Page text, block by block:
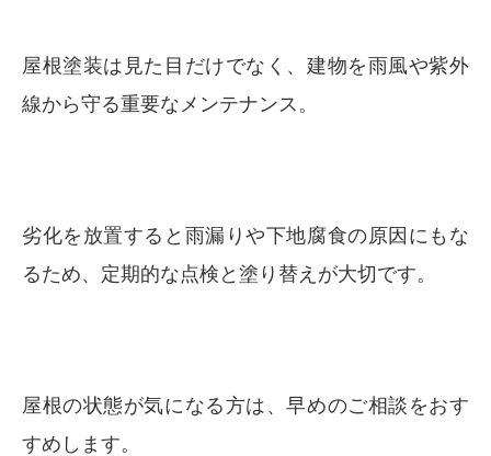
屋根塗装は見た目だけでなく、建物を雨風や紫外
線から守る重要なメンテナンス。
劣化を放置すると雨漏りや下地腐食の原因にもな
るため、定期的な点検と塗り替えが大切です。
屋根の状態が気になる方は、早めのご相談をおす
すめします。